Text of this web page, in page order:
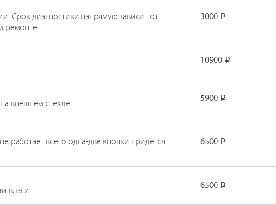
Срок диагностики напрямую зависит от
ремонте.
3000 Р
10900 Р
внешнем стекле.
5900 Р
работает всего одна-две кнопки придется
6500 Р
влаги.
6500 Р